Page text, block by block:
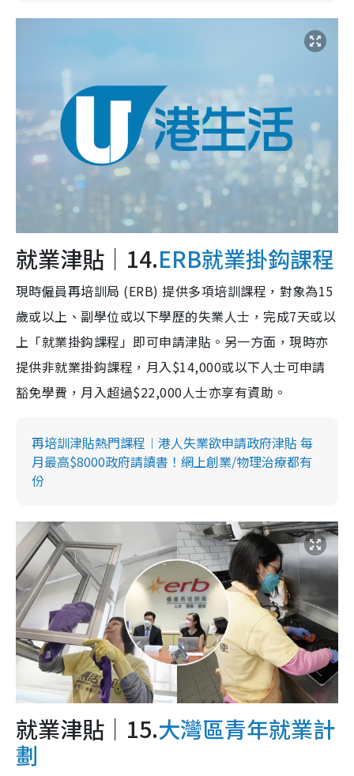
就業津貼｜14.ERB就業掛鈎課程
現時僱員再培訓局 (ERB) 提供多項培訓課程，對象為15
歲或以上、副學位或以下學歷的失業人士，完成7天或以
上「就業掛鈎課程」即可申請津貼。另一方面，現時亦
提供非就業掛鈎課程，月入$14,000或以下人士可申請
豁免學費，月入超過$22,000人士亦享有資助。
再培訓津貼熱門課程︱港人失業欲申請政府津貼 每
月最高$8000政府請讀書！網上創業/物理治療都有
份
就業津貼｜15.大灣區青年就業計
劃